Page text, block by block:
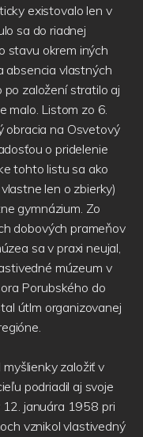
existovalo len v
sa do riadnej
stavu okrem iných
absencia vlastných
založení stratilo aj
malo. Listom zo 6.
obracia na Osvetový
o pridelenie
tohto listu sa ako
len o zbierky)
gymnázium. Zo
dobových prameňov
sa v praxi neujal,
múzeum v
Porubského do
útlm organizovanej
založiť v
podriadil aj svoje
12. januára 1958 pri
vznikol vlastivedný